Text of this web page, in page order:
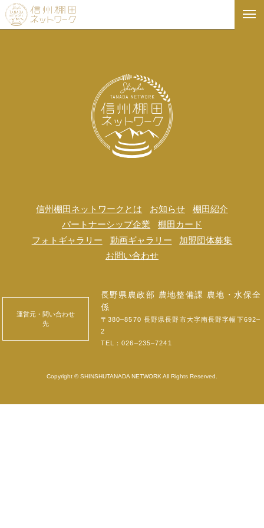
信州棚田ネットワークとは お知らせ
棚田紹介
パートナーシップ企業
棚田カード
フォトギャラリー
動画ギャラリー
加盟団体募集
お問い合わせ
運営元・問い合わせ
先
長野県農政部 農地整備課 農地・水保全
係
〒380‒8570 長野県長野市大字南長野字幅下692‒
2
TEL：026‒235‒7241
Copyright © SHINSHUTANADA NETWORK All Rights Reserved.